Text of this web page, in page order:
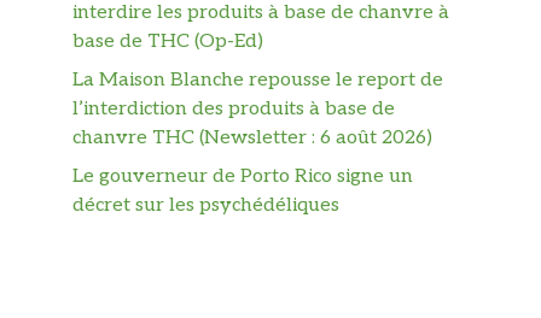
interdire les produits à base de chanvre à
base de THC (Op-Ed)
La Maison Blanche repousse le report de
l’interdiction des produits à base de
chanvre THC (Newsletter : 6 août 2026)
Le gouverneur de Porto Rico signe un
décret sur les psychédéliques